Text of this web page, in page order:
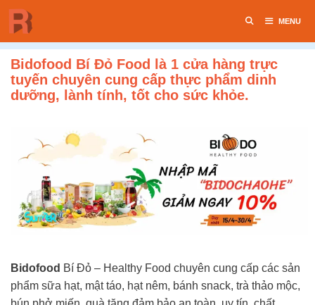
Chuyển
đến
nội
dung
MENU
Bidofood Bí Đỏ Food là 1 cửa hàng trực
tuyến chuyên cung cấp thực phẩm dinh
dưỡng, lành tính, tốt cho sức khỏe.
Bidofood Bí Đỏ – Healthy Food chuyên cung cấp các sản
phẩm sữa hạt, mật táo, hạt nêm, bánh snack, trà thảo mộc,